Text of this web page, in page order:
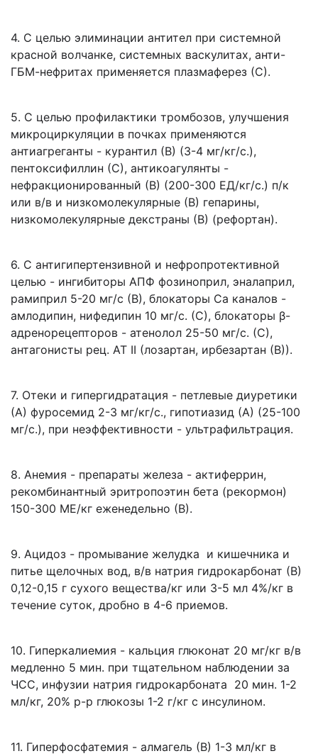
4. С целью элиминации антител при системной
красной волчанке, системных васкулитах, анти-
ГБМ-нефритах применяется плазмаферез (С).
5. С целью профилактики тромбозов, улучшения
микроциркуляции в почках применяются
антиагреганты - курантил (В) (3-4 мг/кг/с.),
пентоксифиллин (С), антикоагулянты -
нефракционированный (В) (200-300 ЕД/кг/с.) п/к
или в/в и низкомолекулярные (В) гепарины,
низкомолекулярные декстраны (В) (рефортан).
6. С антигипертензивной и нефропротективной
целью - ингибиторы АПФ фозиноприл, эналаприл,
рамиприл 5-20 мг/с (В), блокаторы Са каналов -
амлодипин, нифедипин 10 мг/с. (С), блокаторы β-
адренорецепторов - атенолол 25-50 мг/с. (С),
антагонисты рец. АТ II (лозартан, ирбезартан (В)).
7. Отеки и гипергидратация - петлевые диуретики
(А) фуросемид 2-3 мг/кг/с., гипотиазид (А) (25-100
мг/с.), при неэффективности - ультрафильтрация.
8. Анемия - препараты железа - актиферрин,
рекомбинантный эритропоэтин бета (рекормон)
150-300 МЕ/кг еженедельно (В).
9. Ацидоз - промывание желудка и кишечника и
питье щелочных вод, в/в натрия гидрокарбонат (В)
0,12-0,15 г сухого вещества/кг или 3-5 мл 4%/кг в
течение суток, дробно в 4-6 приемов.
10. Гиперкалиемия - кальция глюконат 20 мг/кг в/в
медленно 5 мин. при тщательном наблюдении за
ЧСС, инфузии натрия гидрокарбоната 20 мин. 1-2
мл/кг, 20% р-р глюкозы 1-2 г/кг с инсулином.
11. Гиперфосфатемия - алмагель (В) 1-3 мл/кг в